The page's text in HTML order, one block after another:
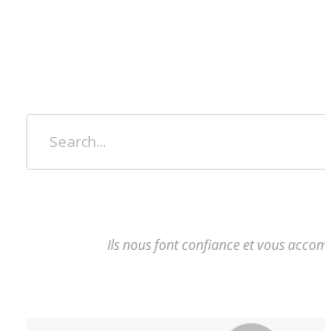
Ils nous font confiance et vous